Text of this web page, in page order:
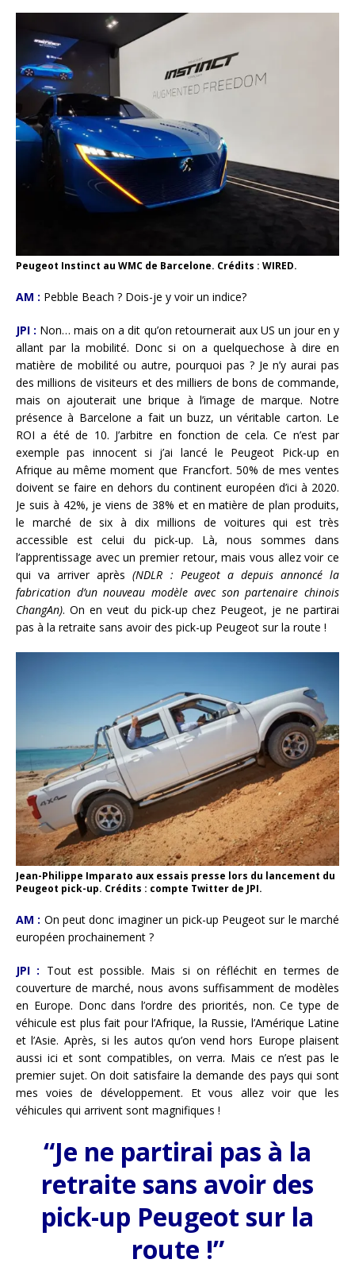
Peugeot Instinct au WMC de Barcelone. Crédits : WIRED.
AM : Pebble Beach ? Dois-je y voir un indice?
JPI : Non… mais on a dit qu’on retournerait aux US un jour en y
allant par la mobilité. Donc si on a quelquechose à dire en
matière de mobilité ou autre, pourquoi pas ? Je n’y aurai pas
des millions de visiteurs et des milliers de bons de commande,
mais on ajouterait une brique à l’image de marque. Notre
présence à Barcelone a fait un buzz, un véritable carton. Le
ROI a été de 10. J’arbitre en fonction de cela. Ce n’est par
exemple pas innocent si j’ai lancé le Peugeot Pick-up en
Afrique au même moment que Francfort. 50% de mes ventes
doivent se faire en dehors du continent européen d’ici à 2020.
Je suis à 42%, je viens de 38% et en matière de plan produits,
le marché de six à dix millions de voitures qui est très
accessible est celui du pick-up. Là, nous sommes dans
l’apprentissage avec un premier retour, mais vous allez voir ce
qui va arriver après(NDLR : Peugeot a depuis annoncé la
fabrication d’un nouveau modèle avec son partenaire chinois
ChangAn). On en veut du pick-up chez Peugeot, je ne partirai
pas à la retraite sans avoir des pick-up Peugeot sur la route !
Jean-Philippe Imparato aux essais presse lors du lancement du
Peugeot pick-up. Crédits : compte Twitter de JPI.
AM : On peut donc imaginer un pick-up Peugeot sur le marché
européen prochainement ?
JPI : Tout est possible. Mais si on réfléchit en termes de
couverture de marché, nous avons suffisamment de modèles
en Europe. Donc dans l’ordre des priorités, non. Ce type de
véhicule est plus fait pour l’Afrique, la Russie, l’Amérique Latine
et l’Asie. Après, si les autos qu’on vend hors Europe plaisent
aussi ici et sont compatibles, on verra. Mais ce n’est pas le
premier sujet. On doit satisfaire la demande des pays qui sont
mes voies de développement. Et vous allez voir que les
véhicules qui arrivent sont magnifiques !
“Je ne partirai pas à la
retraite sans avoir des
pick-up Peugeot sur la
route !”